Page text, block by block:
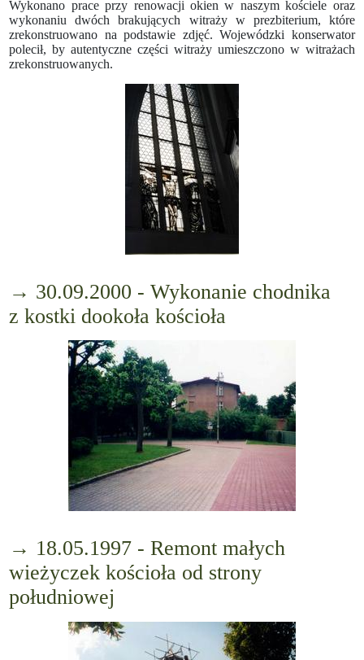
Wykonano prace przy renowacji okien w naszym kościele oraz
wykonaniu dwóch brakujących witraży w prezbiterium, które
zrekonstruowano na podstawie zdjęć. Wojewódzki konserwator
polecił, by autentyczne części witraży umieszczono w witrażach
zrekonstruowanych.
→ 30.09.2000 - Wykonanie chodnika
z kostki dookoła kościoła
→ 18.05.1997 - Remont małych
wieżyczek kościoła od strony
południowej